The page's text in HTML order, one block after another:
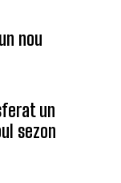
nou
un
sezon